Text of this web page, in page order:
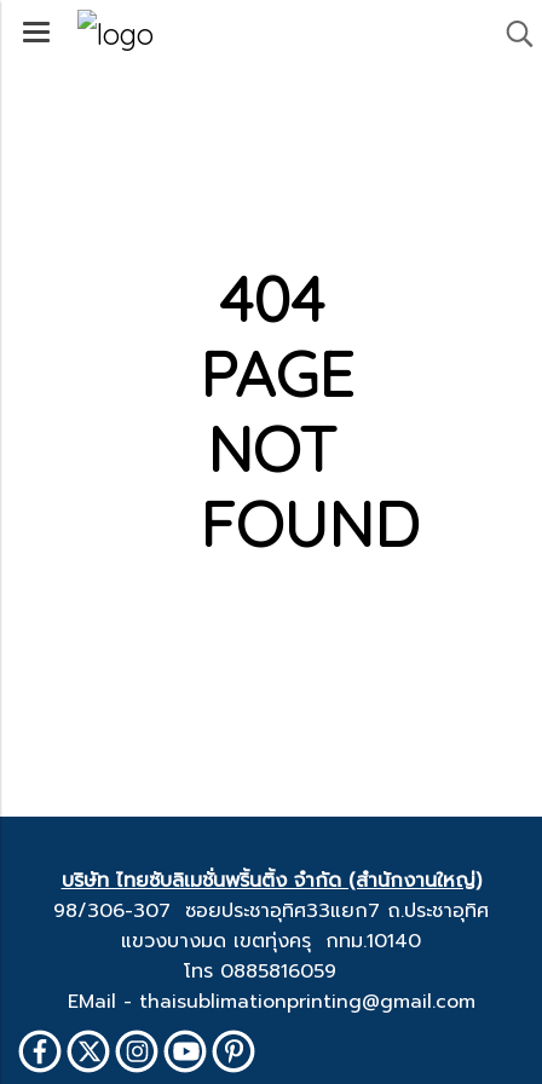
404
PAGE
NOT
FOUND
บริษัท ไทยซับลิเมชั่นพริ้นติ้ง จำกัด (สำนักงานใหญ่)
98/306-307 ซอยประชาอุทิศ33แยก7 ถ.ประชาอุทิศ
แขวงบางมด เขตทุ่งครุ กทม.10140
โทร 0885816059
EMail - thaisublimationprinting@gmail.com